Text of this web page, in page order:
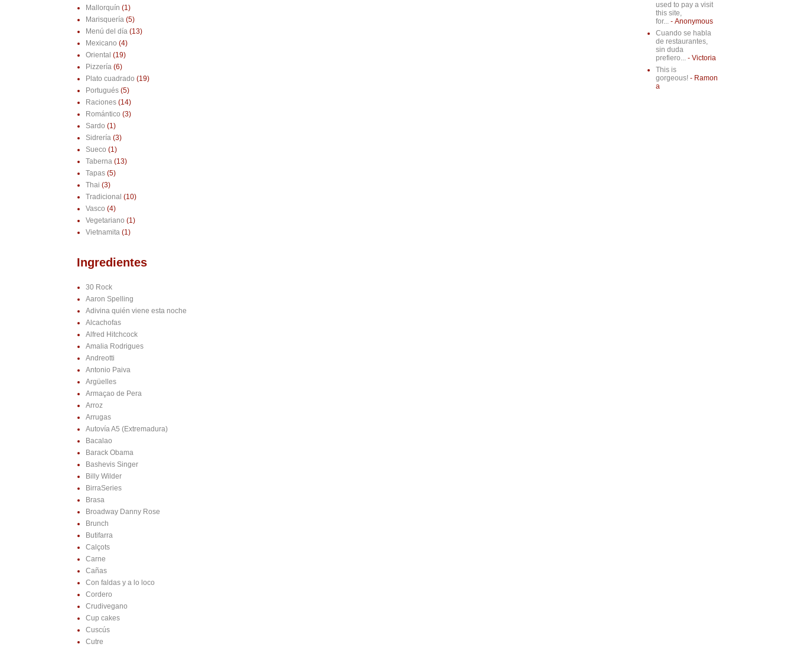
Mallorquín (1)
Marisquería (5)
Menú del día (13)
Mexicano (4)
Oriental (19)
Pizzería (6)
Plato cuadrado (19)
Portugués (5)
Raciones (14)
Romántico (3)
Sardo (1)
Sidrería (3)
Sueco (1)
Taberna (13)
Tapas (5)
Thai (3)
Tradicional (10)
Vasco (4)
Vegetariano (1)
Vietnamita (1)
Ingredientes
30 Rock
Aaron Spelling
Adivina quién viene esta noche
Alcachofas
Alfred Hitchcock
Amalia Rodrigues
Andreotti
Antonio Paiva
Argüelles
Armaçao de Pera
Arroz
Arrugas
Autovía A5 (Extremadura)
Bacalao
Barack Obama
Bashevis Singer
Billy Wilder
BirraSeries
Brasa
Broadway Danny Rose
Brunch
Butifarra
Calçots
Carne
Cañas
Con faldas y a lo loco
Cordero
Crudivegano
Cup cakes
Cuscús
Cutre
used to pay a visit
this site,
for...- Anonymous
Cuando se habla
de restaurantes,
sin duda
prefiero...- Victoria
This is
gorgeous!- Ramon
a